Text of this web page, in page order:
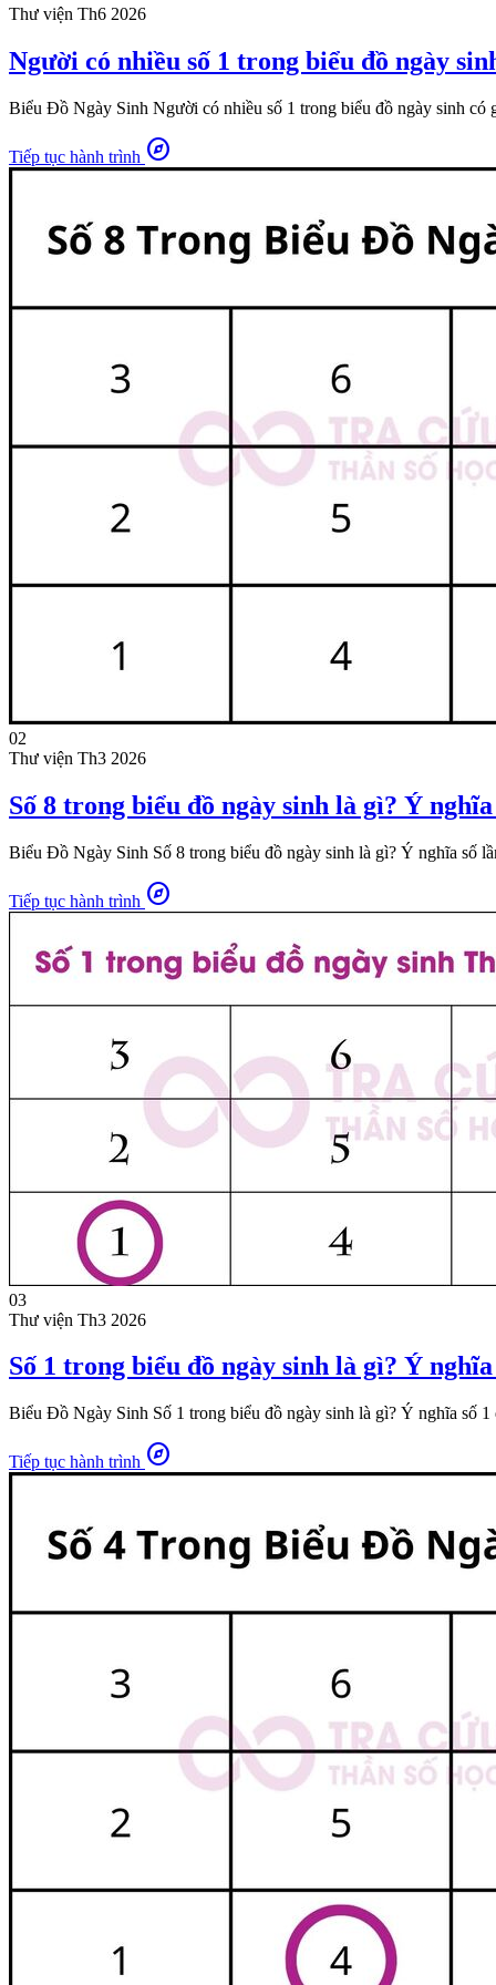
Thư viện Th6 2026
Người có nhiều số 1 trong biểu đồ ngày
Biểu Đồ Ngày Sinh Người có nhiều số 1 trong biểu đồ ngày sinh có
Tiếp tục hành trình explore
02
Thư viện Th3 2026
Số 8 trong biểu đồ ngày sinh là gì? Ý
Biểu Đồ Ngày Sinh Số 8 trong biểu đồ ngày sinh là gì? Ý nghĩa số
Tiếp tục hành trình explore
03
Thư viện Th3 2026
Số 1 trong biểu đồ ngày sinh là gì? Ý
Biểu Đồ Ngày Sinh Số 1 trong biểu đồ ngày sinh là gì? Ý nghĩa số 1
Tiếp tục hành trình explore